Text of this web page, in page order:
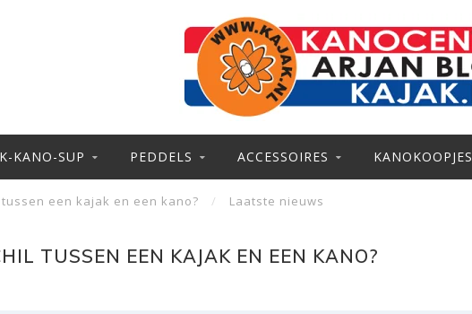
KANO-SUP PEDDELS ACCESSOIRES KANOKOOPJES
een kajak en een kano? / Laatste nieuws
TUSSEN EEN KAJAK EN EEN KANO?